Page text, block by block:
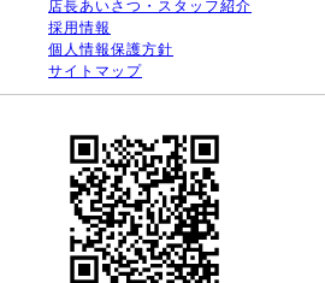
店長あいさつ・スタッフ紹介
採用情報
個人情報保護方針
サイトマップ